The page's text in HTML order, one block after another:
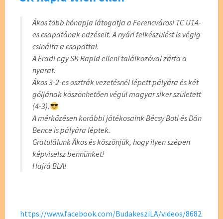
Ákos több hónapja látogatja a Ferencvárosi TC U14-
es csapatának edzéseit. A nyári felkészülést is végig
csinálta a csapattal.
A Fradi egy SK Rapid elleni találkozóval zárta a
nyarat.
Ákos 3-2-es osztrák vezetésnél lépett pályára és két
góljának köszönhetően végül magyar siker született
(4-3).
A mérkőzésen korábbi játékosaink Bécsy Boti és Dán
Bence is pályára léptek.
Gratulálunk Ákos és köszönjük, hogy ilyen szépen
képviselsz bennünket!
Hajrá BLA!
https://www.facebook.com/BudakesziLA/videos/8682